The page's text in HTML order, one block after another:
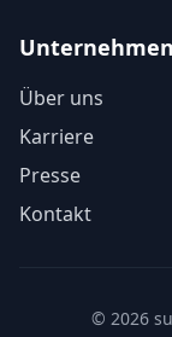
Unternehmen
Über uns
Karriere
Presse
Kontakt
© 2026